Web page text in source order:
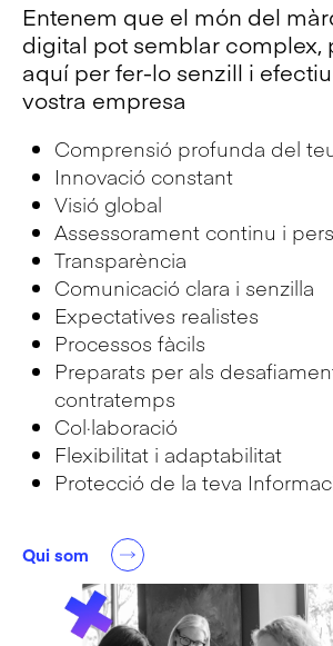
Entenem que el món del
digital pot semblar complex,
aquí per fer-lo senzill i
vostra empresa
Comprensió profunda del
Innovació constant
Visió global
Assessorament continu i
Transparència
Comunicació clara i senzilla
Expectatives realistes
Processos fàcils
Preparats per als
contratemps
Col·laboració
Flexibilitat i adaptabilitat
Protecció de la teva
Qui som